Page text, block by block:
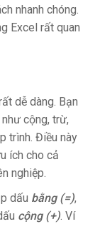
nhanh chóng.
Excel rất quan
dễ dàng. Bạn
cộng, trừ,
trình. Điều này
ích cho cả
nghiệp.
dấu bằng (=),
cộng (+). Ví